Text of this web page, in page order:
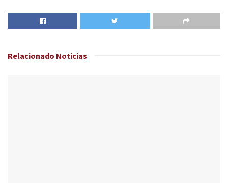
Relacionado Noticias